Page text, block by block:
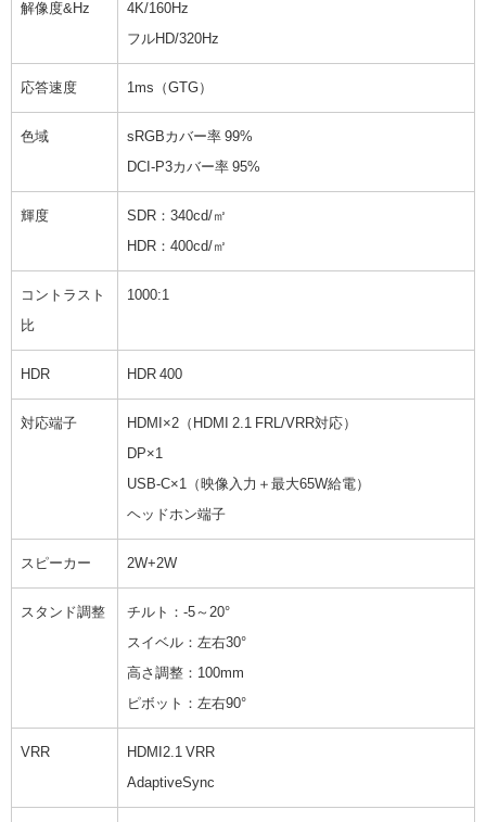
解像度&Hz 4K/160Hz
フルHD/320Hz
応答速度 1ms（GTG）
色域 sRGBカバー率 99%
DCI-P3カバー率 95%
輝度 SDR：340cd/㎡
HDR：400cd/㎡
コントラスト
比
1000:1
HDR HDR 400
対応端子 HDMI×2（HDMI 2.1 FRL/VRR対応）
DP×1
USB-C×1（映像入力＋最大65W給電）
ヘッドホン端子
スピーカー 2W+2W
スタンド調整 チルト：-5～20°
スイベル：左右30°
高さ調整：100mm
ピボット：左右90°
VRR HDMI2.1 VRR
AdaptiveSync